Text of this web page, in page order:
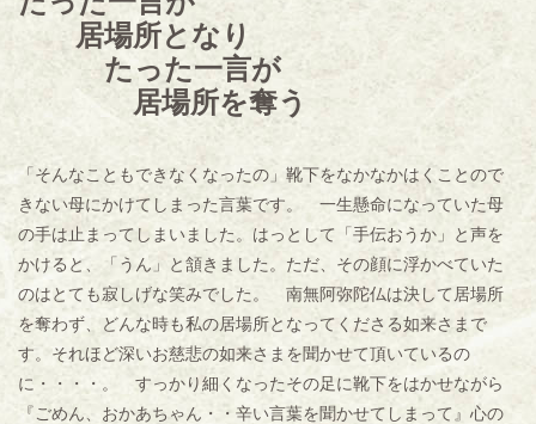
居場所となり
たった一言が
居場所を奪う
「そんなこともできなくなったの」靴下をなかなかはくことので
きない母にかけてしまった言葉です。 一生懸命になっていた母
の手は止まってしまいました。はっとして「手伝おうか」と声を
かけると、「うん」と頷きました。ただ、その顔に浮かべていた
のはとても寂しげな笑みでした。 南無阿弥陀仏は決して居場所
を奪わず、どんな時も私の居場所となってくださる如来さまで
す。それほど深いお慈悲の如来さまを聞かせて頂いているの
に・・・・。 すっかり細くなったその足に靴下をはかせながら
『ごめん、おかあちゃん・・辛い言葉を聞かせてしまって』心の